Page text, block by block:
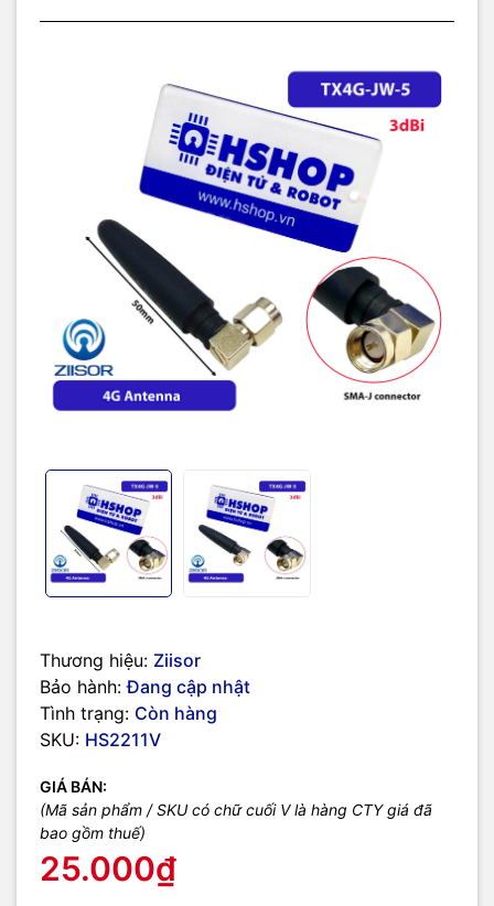
Thương hiệu: Ziisor
Bảo hành: Đang cập nhật
Tình trạng: Còn hàng
SKU: HS2211V
GIÁ BÁN:
(Mã sản phẩm / SKU có chữ cuối V là hàng CTY giá đã
bao gồm thuế)
25.000₫
Kích thước anten: 52mm
Chuẩn kết nối: SMA-J (SMA Male ren trong, chân pin)
Nhiệt độ làm việc: -30 ℃ ~ +75 ℃